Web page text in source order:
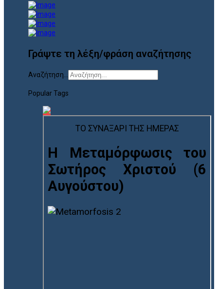
Γράψτε τη λέξη/φράση αναζήτησης
Αναζήτηση...
Popular Tags